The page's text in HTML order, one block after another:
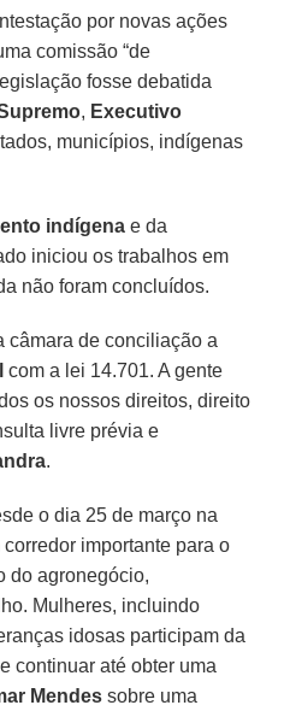
por novas ações
comissão “de
fosse debatida
, Executivo
municípios, indígenas
indígena e da
iniciou os trabalhos em
não foram concluídos.
câmara de conciliação a
com a lei 14.701. A gente
os nossos direitos, direito
livre prévia e
.
o dia 25 de março na
importante para o
do agronegócio,
Mulheres, incluindo
idosas participam da
continuar até obter uma
Mendes sobre uma